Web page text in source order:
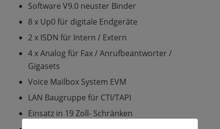
Software V9.0 neuster Binder
8 x Up0 für digitale Endgeräte
2 x ISDN für Intern / Extern
4 x Analog für Fax / Anrufbeantworter /
Gigasets
Voice Mailbox System EVM
LAN Baugruppe für CTI/TAPI
Einsatz in 19 Zoll- Schränken